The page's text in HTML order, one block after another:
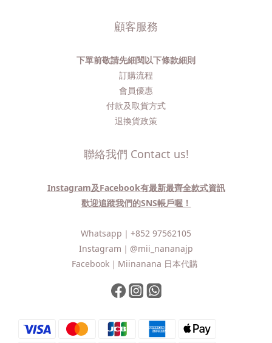
顧客服務
下單前敬請先細閱以下條款細則
訂購流程​
會員優惠
付款及取貨方式
退換貨政策
聯絡我們 Contact us!
Instagram及Facebook有最新最齊全款式資訊
歡迎追蹤我們的SNS帳戶喔！
Whatsapp｜ +852 97562105
Instagram｜ @mii_nananajp
Facebook｜ Miinanana 日本代購